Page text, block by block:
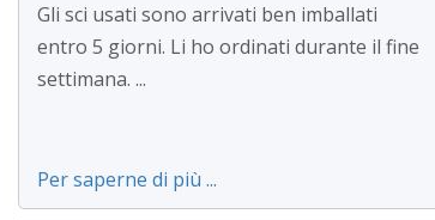
Gli sci usati sono arrivati ben imballati
entro 5 giorni. Li ho ordinati durante il fine
settimana. ...
Per saperne di più ...